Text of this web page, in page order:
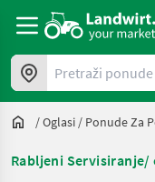
Pretraži ponude
/Oglasi / Ponude Za
Rabljeni